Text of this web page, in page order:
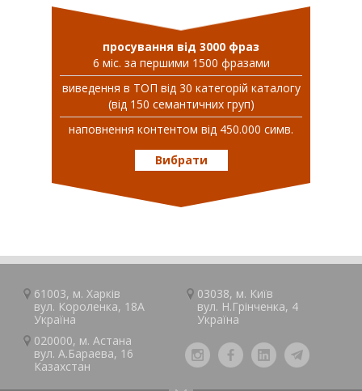
просування від 3000 фраз
6 міс. за першими 1500 фразами
виведення в ТОП від 30 категорій каталогу
(від 150 семантичних груп)
наповнення контентом від 450.000 симв.
Вибрати
61003, м.Харків
вул. Короленка, 18А
Україна
03038, м. Київ
вул. Н.Грінченка, 4
Україна
020000, м.Астана
вул. А.Барaeва, 16
Казaxcтан